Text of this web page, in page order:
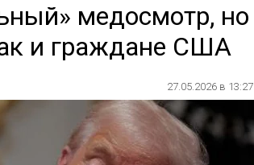
медосмотр, но
и граждане США
27.05.2026 в 13:27